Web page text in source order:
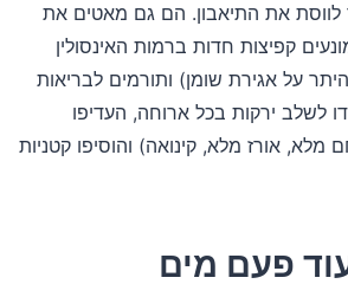
לווסת את התיאבון. הם גם מאטים את
קפיצות חדות ברמות האינסולין
על אגירת שומן) ותורמים לבריאות
לשלב ירקות בכל ארוחה, העדיפו
אורז מלא, קינואה) והוסיפו קטניות
פעם מים